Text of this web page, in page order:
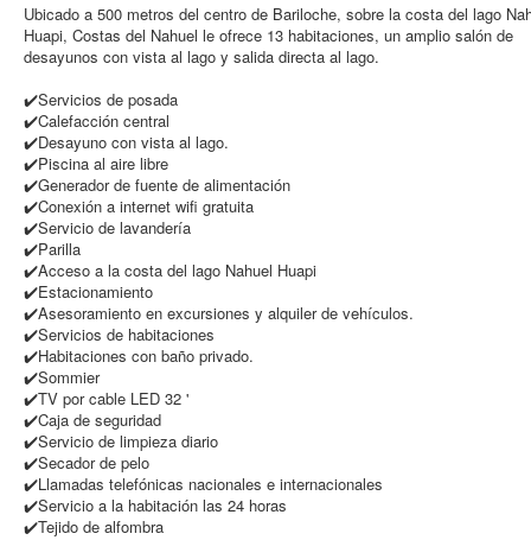
Ubicado a 500 metros del centro de Bariloche, sobre la costa del lago
Huapi, Costas del Nahuel le ofrece 13 habitaciones, un amplio salón de
desayunos con vista al lago y salida directa al lago.
✔️Servicios de posada
✔️Calefacción central
✔️Desayuno con vista al lago.
✔️Piscina al aire libre
✔️Generador de fuente de alimentación
✔️Conexión a internet wifi gratuita
✔️Servicio de lavandería
✔️Parilla
✔️Acceso a la costa del lago Nahuel Huapi
✔️Estacionamiento
✔️Asesoramiento en excursiones y alquiler de vehículos.
✔️Servicios de habitaciones
✔️Habitaciones con baño privado.
✔️Sommier
✔️TV por cable LED 32 '
✔️Caja de seguridad
✔️Servicio de limpieza diario
✔️Secador de pelo
✔️Llamadas telefónicas nacionales e internacionales
✔️Servicio a la habitación las 24 horas
✔️Tejido de alfombra